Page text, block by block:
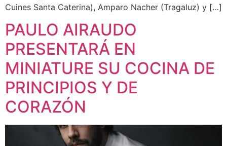
Cuines Santa Caterina), Amparo Nacher (Tragaluz) y […]
PAULO AIRAUDO
PRESENTARÁ EN
MINIATURE SU COCINA DE
PRINCIPIOS Y DE
CORAZÓN